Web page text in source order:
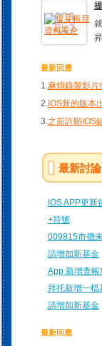
最新回應
1.麻煩錄製影片
2.IOS新的版本
3.之前許願IOS
最新討論
IOS APP更新
+符號
009815市價
請增加新基金
App 新增查帳
拜托新增一檔
請增加新基金
最新回應